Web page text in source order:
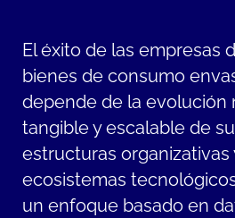
El éxito de las empresas
bienes de consumo
depende de la evolución
tangible y escalable de
estructuras organizativas
ecosistemas
un enfoque basado en